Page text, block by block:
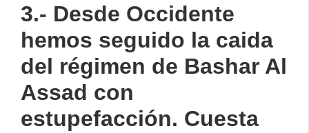
3.- Desde Occidente
hemos seguido la caida
del régimen de Bashar Al
Assad con
estupefacción. Cuesta